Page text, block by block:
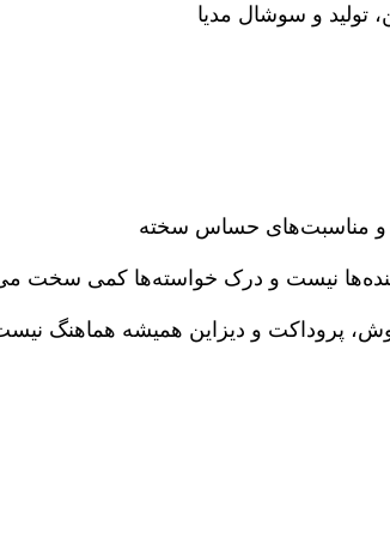
تولید و سوشال مدیا
و مناسبت‌های حساس سخته
نیست و درک خواسته‌ها کمی سخت
پروداکت و دیزاین همیشه هماهنگ